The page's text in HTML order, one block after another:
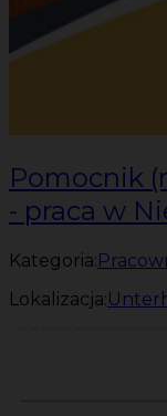
Pomocnik
- praca w
Kategoria:
Lokalizacja: